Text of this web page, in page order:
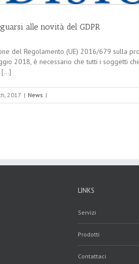
alle novità del GDPR
del Regolamento (UE) 2016/679 sulla
2018, è necessario che tutti i soggetti
2017 | News |
LINKS
Servizi
Prodotti
Contattaci